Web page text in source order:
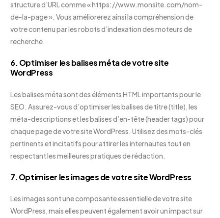
structure d’URL comme « https://www.monsite.com/nom-
de-la-page ». Vous améliorerez ainsi la compréhension de
votre contenu par les robots d’indexation des moteurs de
recherche.
6. Optimiser les balises méta de votre site
WordPress
Les balises méta sont des éléments HTML importants pour le
SEO. Assurez-vous d’optimiser les balises de titre (title), les
méta-descriptions et les balises d’en-tête (header tags) pour
chaque page de votre site WordPress. Utilisez des mots-clés
pertinents et incitatifs pour attirer les internautes tout en
respectant les meilleures pratiques de rédaction.
7. Optimiser les images de votre site WordPress
Les images sont une composante essentielle de votre site
WordPress, mais elles peuvent également avoir un impact sur